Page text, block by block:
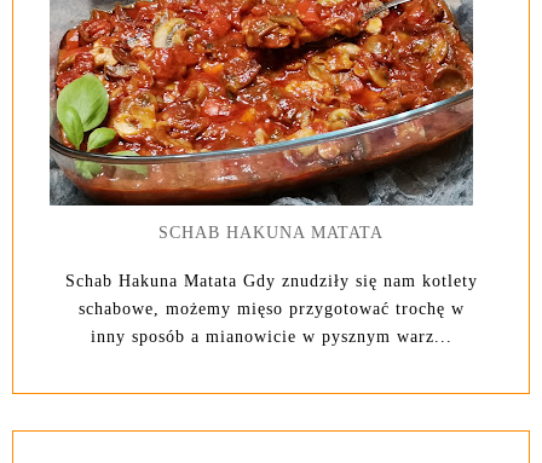
SCHAB HAKUNA MATATA
Schab Hakuna Matata Gdy znudziły się nam kotlety
schabowe, możemy mięso przygotować trochę w
inny sposób a mianowicie w pysznym warz...